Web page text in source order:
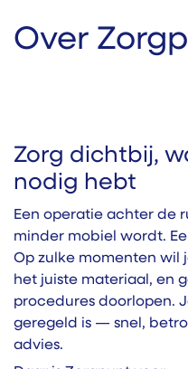
Over
Zorg dichtbij,
nodig hebt
Een operatie achter de
minder mobiel wordt.
Op zulke momenten wil
het juiste materiaal, en
procedures doorlopen.
geregeld is — snel,
advies.